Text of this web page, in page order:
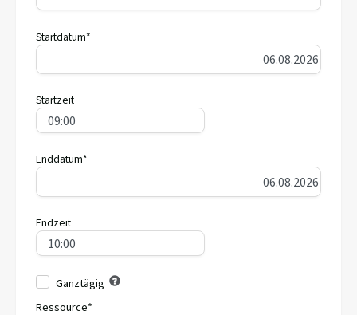
Startdatum*
Startzeit
Enddatum*
Endzeit
Ganztägig
Ressource*